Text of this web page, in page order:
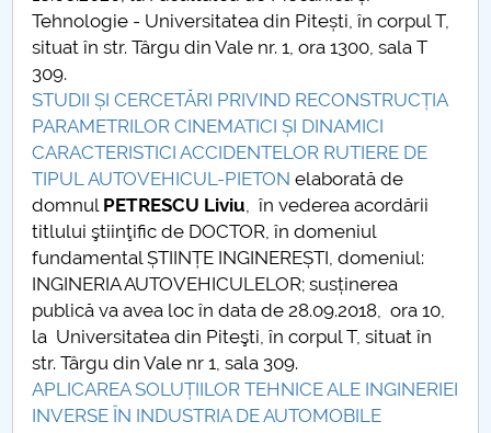
Tehnologie - Universitatea din Pitești, în corpul T,
situat în str. Târgu din Vale nr. 1, ora 1300, sala T
309.
STUDII ȘI CERCETĂRI PRIVIND RECONSTRUCȚIA
PARAMETRILOR CINEMATICI ȘI DINAMICI
CARACTERISTICI ACCIDENTELOR RUTIERE DE
TIPUL AUTOVEHICUL-PIETON elaborată de
domnul PETRESCU Liviu, în vederea acordării
titlului ştiinţific de DOCTOR, în domeniul
fundamental ȘTIINȚE INGINEREȘTI, domeniul:
INGINERIA AUTOVEHICULELOR; susținerea
publică va avea loc în data de 28.09.2018, ora 10,
la Universitatea din Piteşti, în corpul T, situat în
str. Târgu din Vale nr 1, sala 309.
APLICAREA SOLUȚIILOR TEHNICE ALE INGINERIEI
INVERSE ÎN INDUSTRIA DE AUTOMOBILE